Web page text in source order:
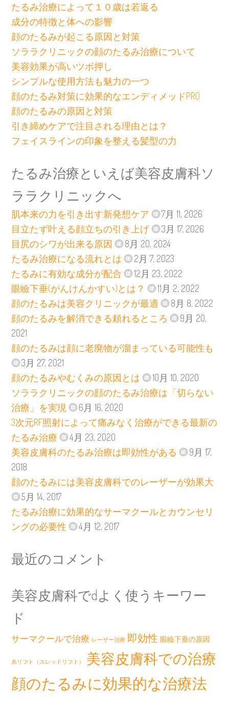
たるみ治療によって１０歳は若返る
成分の特徴と体への影響
顔のたるみが起こる原因と対策
ソララクリニックの顔のたるみ治療について
美容効果が高いツボ押し
シンプルな使用方法も魅力の一つ
顔のたるみ対策に効果的なエンディメッドPRO
顔のたるみの原因と対策
引き締めケアで注目される理由とは？
フェイスラインの印象を整える髪型の力
たるみ治療といえば美容皮膚科ソ
ララクリニックへ
肌本来の力を引き出す新発想ケア
7月 11, 2026
目立たず叶える顔立ちの引き上げ
3月 17, 2026
目尻のシワが出来る原因
8月 20, 2024
たるみ治療になる流れとは
2月 7, 2023
たるみに有効な成分が配合
12月 23, 2022
眼瞼下垂(がんけんかすい)とは？
11月 2, 2022
顔のたるみは美容クリニックが最適
8月 8, 2022
顔のたるみを解消できる頼れるところ
9月 20,
2021
顔のたるみは顔に老廃物が溜まっている可能性も
3月 27, 2021
顔のたるみやむくみの原因とは
10月 10, 2020
ソララクリニックの顔のたるみ治療は「切らない
治療」を実現
6月 16, 2020
3次元RF照射によって痛みなく治療ができる最新の
たるみ治療
4月 23, 2020
美容皮膚科のたるみ治療は即効性がある
9月 17,
2018
顔のたるみには美容皮膚科でのレーザーが効果大
5月 14, 2017
たるみ治療に効果的なサーマクールとカウンセリ
ングの必要性
4月 12, 2017
最近のコメント
美容皮膚科でdよく使うキーワー
ド
サーマクールで治療 レーザー治療 即効性 眼瞼下垂の原因
糸リフト（スレッドリフト） 美容皮膚科での治療
顔のたるみに効果的な治療法